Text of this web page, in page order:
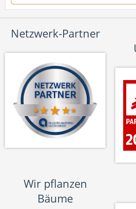
Netzwerk-Partner
Wir pflanzen
Bäume